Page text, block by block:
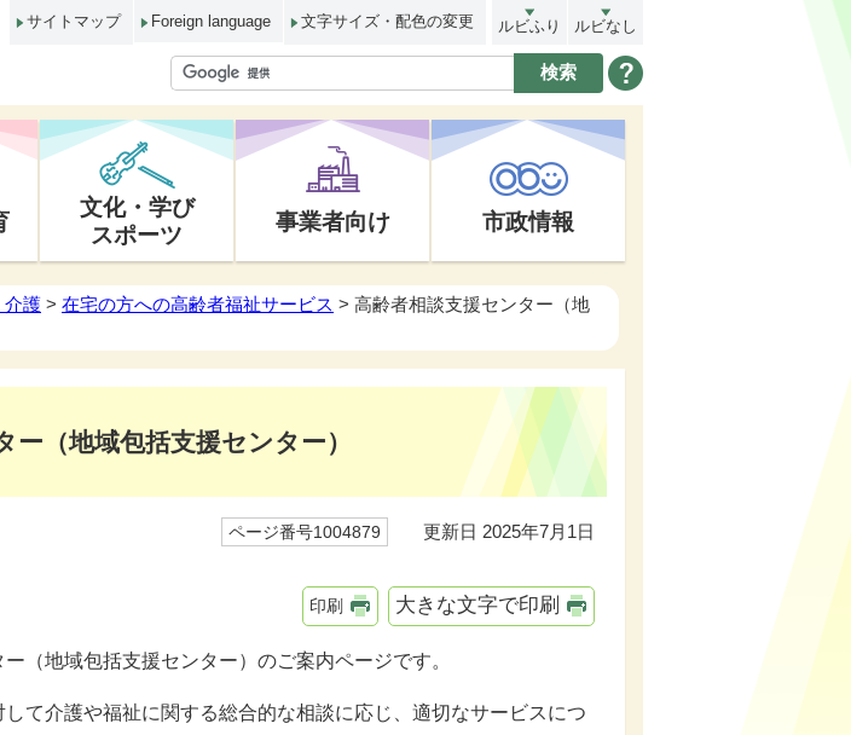
サイトマップ Foreign language 文字サイズ・配色の変更 ルビふり ルビなし
文化・学び
スポーツ
事業者向け 市政情報
介護 > 在宅の方への高齢者福祉サービス > 高齢者相談支援センター（地
ー（地域包括支援センター）
ページ番号1004879 更新日 2025年7月1日
印刷 大きな文字で印刷
（地域包括支援センター）のご案内ページです。
て介護や福祉に関する総合的な相談に応じ、適切なサービスにつ